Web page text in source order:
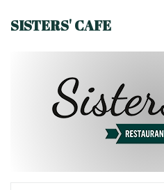
SISTERS' CAFE